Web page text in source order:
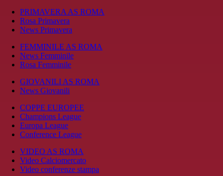
PRIMAVERA AS ROMA
Rosa Primavera
News Primavera
FEMMINILE AS ROMA
News Femminile
Rosa Femminile
GIOVANILI AS ROMA
News Giovanili
COPPE EUROPEE
Champions League
Europa League
Conference League
VIDEO AS ROMA
Video Calciomercato
Video conferenze stampa